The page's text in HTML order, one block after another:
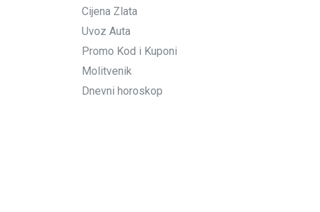
Cijena Zlata
Uvoz Auta
Promo Kod i Kuponi
Molitvenik
Dnevni horoskop